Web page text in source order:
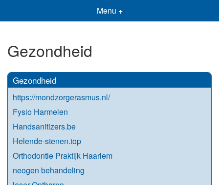
Menu +
Gezondheid
Gezondheid
https://mondzorgerasmus.nl/
Fysio Harmelen
Handsanitizers.be
Helende-stenen.top
Orthodontie Praktijk Haarlem
neogen behandeling